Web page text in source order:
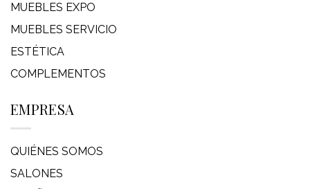
MUEBLES EXPO
MUEBLES SERVICIO
ESTÉTICA
COMPLEMENTOS
EMPRESA
QUIÉNES SOMOS
SALONES